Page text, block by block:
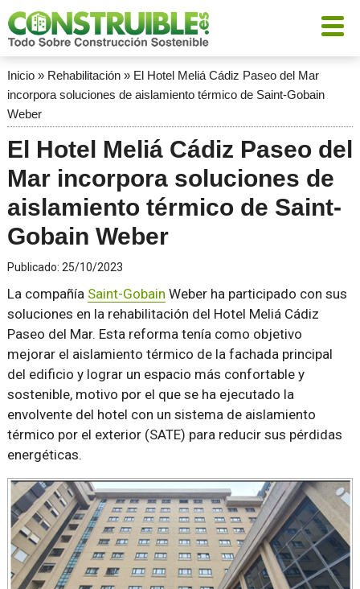
Inicio» Rehabilitación» El Hotel Meliá Cádiz Paseo del Mar
incorpora soluciones de aislamiento térmico de Saint-Gobain
Weber
El Hotel Meliá Cádiz Paseo del
Mar incorpora soluciones de
aislamiento térmico de Saint-
Gobain Weber
Publicado: 25/10/2023
La compañía Saint-Gobain Weber ha participado con sus
soluciones en la rehabilitación del Hotel Meliá Cádiz
Paseo del Mar. Esta reforma tenía como objetivo
mejorar el aislamiento térmico de la fachada principal
del edificio y lograr un espacio más confortable y
sostenible, motivo por el que se ha ejecutado la
envolvente del hotel con un sistema de aislamiento
térmico por el exterior (SATE) para reducir sus pérdidas
energéticas.